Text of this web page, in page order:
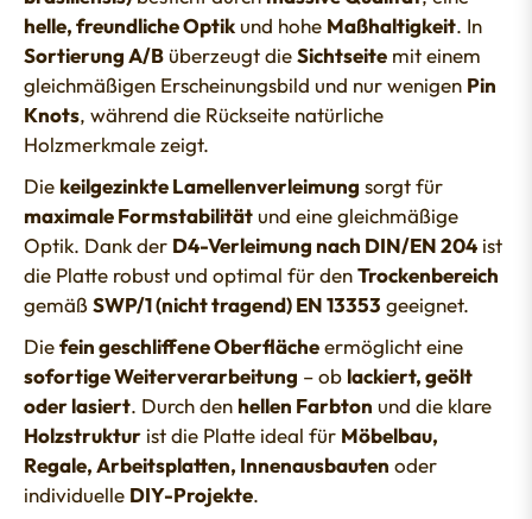
helle, freundliche Optik und hohe Maßhaltigkeit. In
Sortierung A/B überzeugt dieSichtseite mit einem
gleichmäßigen Erscheinungsbild und nur wenigen Pin
Knots, während die Rückseite natürliche
Holzmerkmale zeigt.
Die keilgezinkte Lamellenverleimung sorgt für
maximale Formstabilität und eine gleichmäßige
Optik. Dank der D4-Verleimung nach DIN/EN 204 ist
die Platte robust und optimal für denTrockenbereich
gemäßSWP/1(nicht tragend)EN 13353 geeignet.
Diefein geschliffene Oberflächeermöglicht eine
sofortige Weiterverarbeitung – ob lackiert, geölt
oder lasiert. Durch den hellen Farbton und die klare
Holzstruktur ist die Platte ideal für Möbelbau,
Regale, Arbeitsplatten, Innenausbauten oder
individuelle DIY-Projekte.